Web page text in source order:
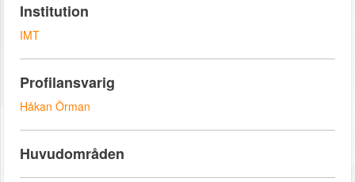
Institution
IMT
Profilansvarig
Håkan Örman
Huvudområden